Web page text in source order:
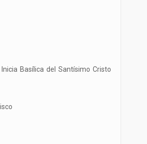
Basílica del Santísimo Cristo